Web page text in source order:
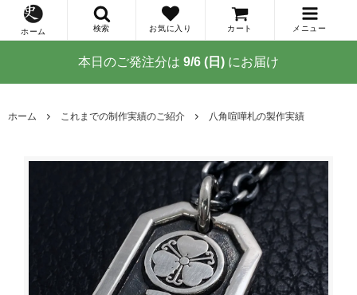
ホーム 検索 お気に入り カート メニュー
本日のご発注分は 9/6 (日) にお届け
ホーム これまでの制作実績のご紹介 八角喧嘩札の製作実績